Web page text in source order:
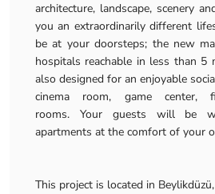
architecture, landscape, scenery
you an extraordinarily different
be at your doorsteps; the new
hospitals reachable in less than 5
also designed for an enjoyable
cinema room, game center,
rooms. Your guests will be
apartments at the comfort of your
This project is located in